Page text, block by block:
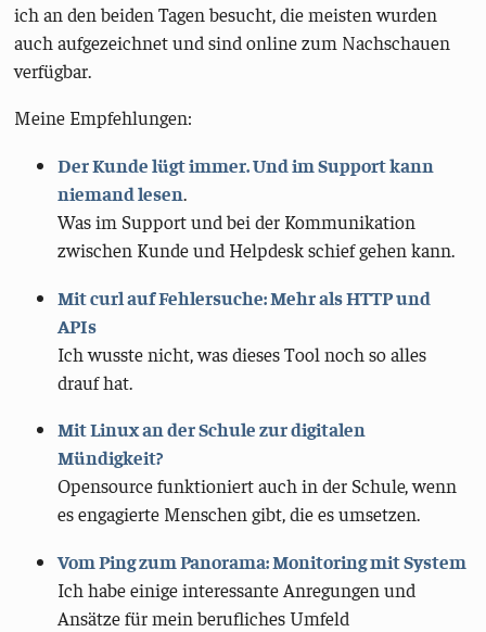
ich an den beiden Tagen besucht, die meisten wurden
auch aufgezeichnet und sind online zum Nachschauen
verfügbar.
Meine Empfehlungen:
Der Kunde lügt immer. Und im Support kann
niemand lesen.
Was im Support und bei der Kommunikation
zwischen Kunde und Helpdesk schief gehen kann.
Mit curl auf Fehlersuche: Mehr als HTTP und
APIs
Ich wusste nicht, was dieses Tool noch so alles
drauf hat.
Mit Linux an der Schule zur digitalen
Mündigkeit?
Opensource funktioniert auch in der Schule, wenn
es engagierte Menschen gibt, die es umsetzen.
Vom Ping zum Panorama: Monitoring mit System
Ich habe einige interessante Anregungen und
Ansätze für mein berufliches Umfeld